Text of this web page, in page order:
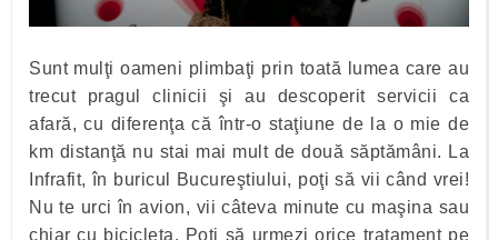
Sunt mulţi oameni plimbaţi prin toată lumea care au
trecut pragul clinicii şi au descoperit servicii ca
afară, cu diferenţa că într-o staţiune de la o mie de
km distanţă nu stai mai mult de două săptămâni. La
Infrafit, în buricul Bucureştiului, poţi să vii când vrei!
Nu te urci în avion, vii câteva minute cu maşina sau
chiar cu bicicleta. Poţi să urmezi orice tratament pe